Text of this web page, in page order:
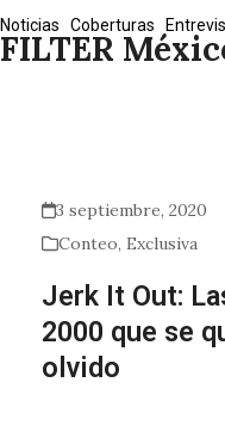
FILTER
Noticias Coberturas
3 septiembre, 2020
Conteo, Exclusiva
Jerk It Out:
2000 que se
olvido